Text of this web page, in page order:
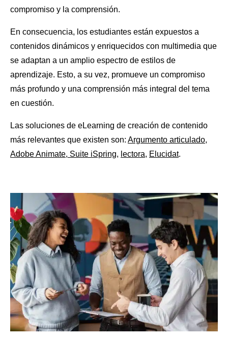
compromiso y la comprensión.
En consecuencia, los estudiantes están expuestos a
contenidos dinámicos y enriquecidos con multimedia que
se adaptan a un amplio espectro de estilos de
aprendizaje. Esto, a su vez, promueve un compromiso
más profundo y una comprensión más integral del tema
en cuestión.
Las soluciones de eLearning de creación de contenido
más relevantes que existen son: Argumento articulado,
Adobe Animate, Suite iSpring, lectora, Elucidat.